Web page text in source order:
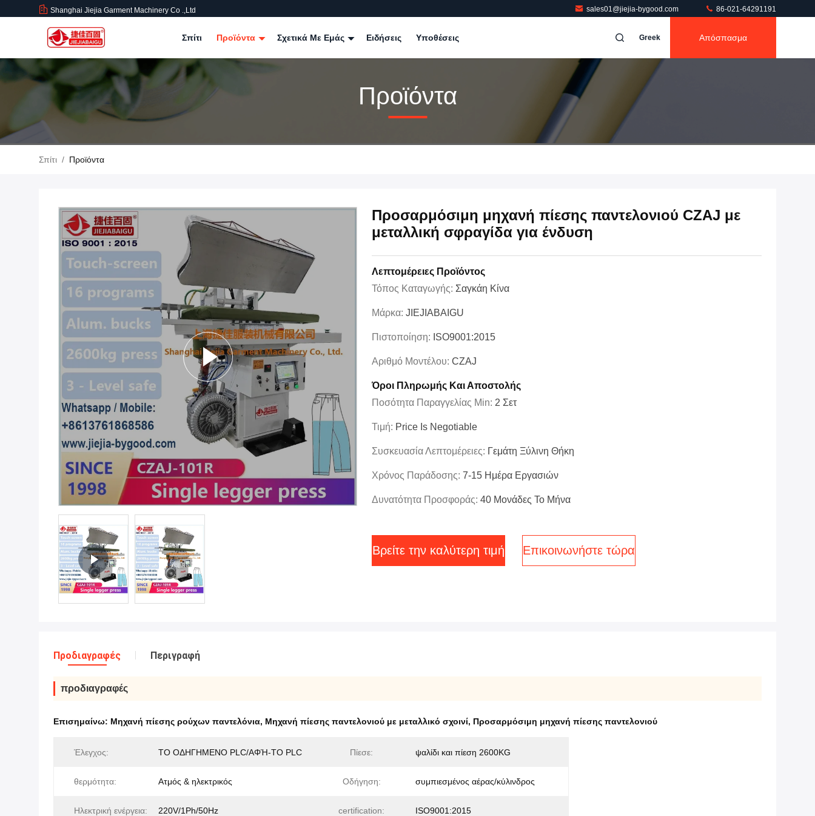
Shanghai Jiejia Garment Machinery Co .,ltd sales01@jiejia-bygood.com 86-021-64291191
Σπίτι Προϊόντα Σχετικά Με Εμάς Ειδήσεις Υποθέσεις Greek Απόσπασμα
Προϊόντα
Σπίτι / Προϊόντα
Προσαρμόσιμη μηχανή πίεσης παντελονιού CZAJ με
μεταλλική σφραγίδα για ένδυση
Λεπτομέρειες Προϊόντος
Τόπος Καταγωγής: Σαγκάη Κίνα
Μάρκα: JIEJIABAIGU
Πιστοποίηση: ISO9001:2015
Αριθμό Μοντέλου: CZAJ
Όροι Πληρωμής Και Αποστολής
Ποσότητα Παραγγελίας Min: 2 Σετ
Τιμή: Price Is Negotiable
Συσκευασία Λεπτομέρειες: Γεμάτη Ξύλινη Θήκη
Χρόνος Παράδοσης: 7-15 Ημέρα Εργασιών
Δυνατότητα Προσφοράς: 40 Μονάδες Το Μήνα
Βρείτε την καλύτερη τιμή Επικοινωνήστε τώρα
Προδιαγραφές Περιγραφή
προδιαγραφές
Επισημαίνω: Μηχανή πίεσης ρούχων παντελόνια, Μηχανή πίεσης παντελονιού με μεταλλικό σχοινί, Προσαρμόσιμη μηχανή πίεσης παντελονιού
Έλεγχος: ΤΟ ΟΔΗΓΗΜΕΝΟ PLC/ΑΦΉ-ΤΟ PLC Πίεσε: ψαλίδι και πίεση 2600KG
θερμότητα: Ατμός & ηλεκτρικός Οδήγηση: συμπιεσμένος αέρας/κύλινδρος
Ηλεκτρική ενέργεια: 220V/1Ph/50Hz certification: ISO9001:2015